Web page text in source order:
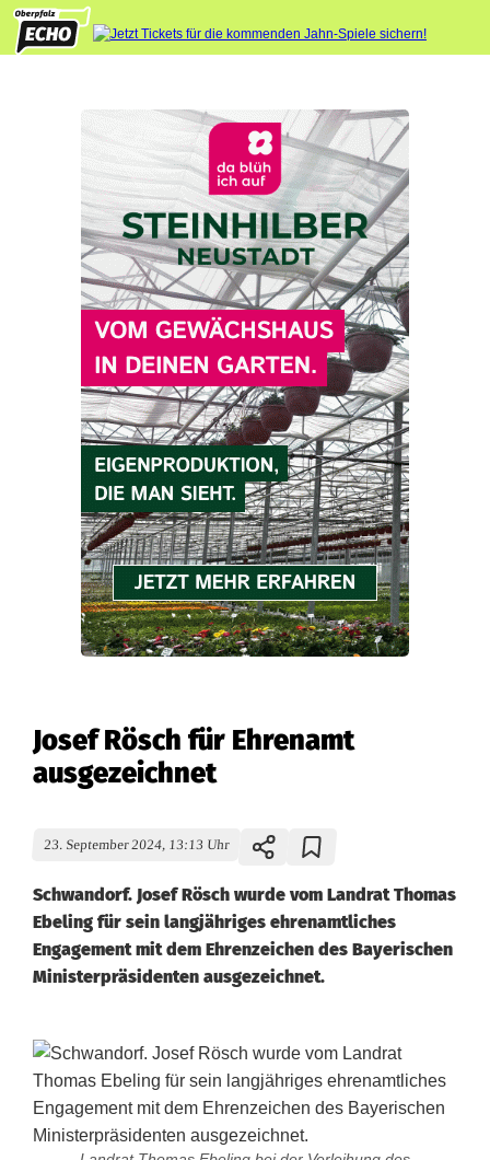
Josef Rösch für Ehrenamt
ausgezeichnet
23. September 2024, 13:13 Uhr
Schwandorf. Josef Rösch wurde vom Landrat Thomas
Ebeling für sein langjähriges ehrenamtliches
Engagement mit dem Ehrenzeichen des Bayerischen
Ministerpräsidenten ausgezeichnet.